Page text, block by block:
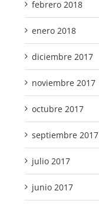
febrero 2018
enero 2018
diciembre 2017
noviembre 2017
octubre 2017
septiembre 2017
julio 2017
junio 2017